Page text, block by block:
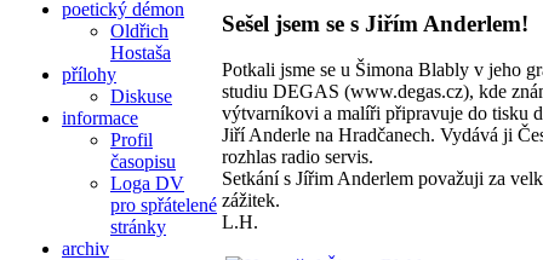
poetický démon
Oldřich
Hostaša
přílohy
Diskuse
informace
Profil
časopisu
Loga DV
pro spřátelené
stránky
archiv
Sešel jsem se s Jiřím Anderlem!
Potkali jsme se u Šimona Blably v jeho
studiu DEGAS (www.degas.cz), kde
výtvarníkovi a malíři připravuje do tisku
Jiří Anderle na Hradčanech. Vydává ji
rozhlas radio servis.
Setkání s Jířim Anderlem považuji za
zážitek.
L.H.